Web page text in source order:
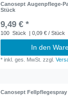
Canosept Augenpflege-
Stück
9,49 € *
100 Stück | 0,09 € / Stück
In den
*inkl. ges. MwSt. zzgl.
Canosept Fellpflegespray